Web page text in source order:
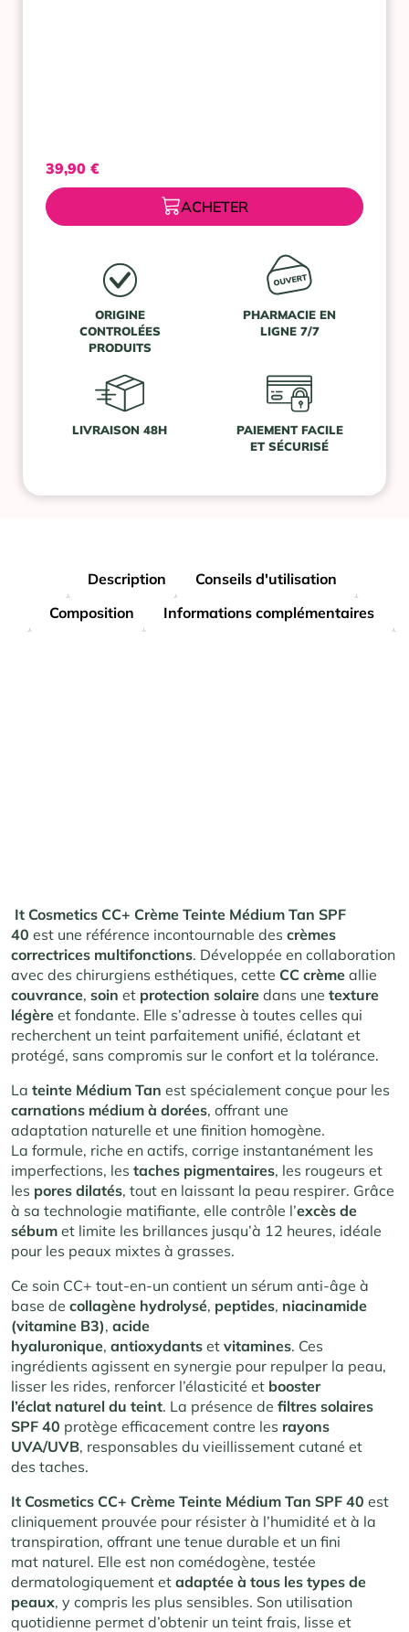
39,90 €
ACHETER
ORIGINE
CONTROLÉES
PRODUITS
PHARMACIE EN
LIGNE 7/7
LIVRAISON 48H
PAIEMENT FACILE
ET SÉCURISÉ
Description
Conseils d'utilisation
Composition
Informations complémentaires
It Cosmetics CC+ Crème Teinte Médium Tan SPF
40 est une référence incontournable des crèmes
correctrices multifonctions. Développée en collaboration
avec des chirurgiens esthétiques, cette CC crème allie
couvrance, soin et protection solaire dans une texture
légère et fondante. Elle s’adresse à toutes celles qui
recherchent un teint parfaitement unifié, éclatant et
protégé, sans compromis sur le confort et la tolérance.
La teinte Médium Tan est spécialement conçue pour les
carnations médium à dorées, offrant une
adaptation naturelle et une finition homogène.
La formule, riche en actifs, corrige instantanément les
imperfections, les taches pigmentaires, les rougeurs et
les pores dilatés, tout en laissant la peau respirer. Grâce
à sa technologie matifiante, elle contrôle l’excès de
sébum et limite les brillances jusqu’à 12 heures, idéale
pour les peaux mixtes à grasses.
Ce soin CC+ tout-en-un contient un sérum anti-âge à
base de collagène hydrolysé, peptides, niacinamide
(vitamine B3), acide
hyaluronique, antioxydants et vitamines. Ces
ingrédients agissent en synergie pour repulper la peau,
lisser les rides, renforcer l’élasticité et booster
l’éclat naturel du teint. La présence de filtres solaires
SPF 40 protège efficacement contre les rayons
UVA/UVB, responsables du vieillissement cutané et
des taches.
It Cosmetics CC+ Crème Teinte Médium Tan SPF 40 est
cliniquement prouvée pour résister à l’humidité et à la
transpiration, offrant une tenue durable et un fini
mat naturel. Elle est non comédogène, testée
dermatologiquement et adaptée à tous les types de
peaux, y compris les plus sensibles. Son utilisation
quotidienne permet d’obtenir un teint frais, lisse et